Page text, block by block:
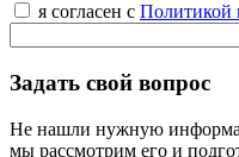
я согласен с Политикой
Задать свой вопрос
Не нашли нужную
мы рассмотрим его и